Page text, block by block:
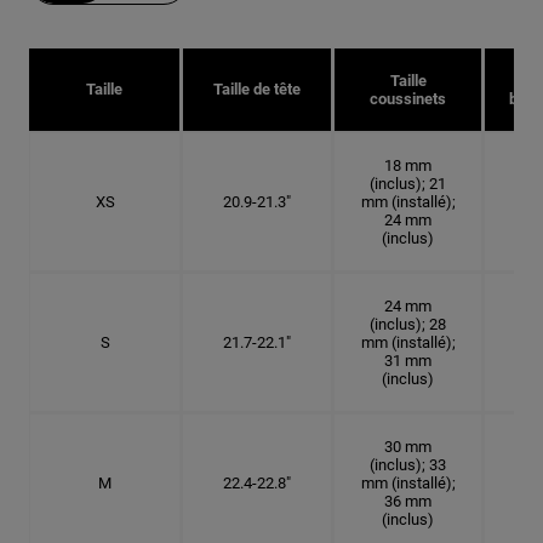
Taille Taille de tête
Taille
coussinets
XS 20.9-21.3"
18 mm
(inclus); 21
mm (installé);
24 mm
(inclus)
S 21.7-22.1"
24 mm
(inclus); 28
mm (installé);
31 mm
(inclus)
M 22.4-22.8"
30 mm
(inclus); 33
mm (installé);
36 mm
(inclus)